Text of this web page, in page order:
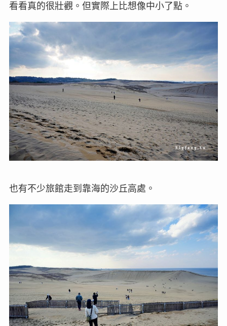
看看真的很壯觀。但實際上比想像中小了點。
也有不少旅館走到靠海的沙丘高處。